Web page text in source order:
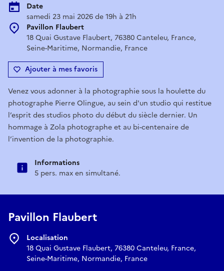
Date
samedi 23 mai 2026 de 19h à 21h
Pavillon Flaubert
18 Quai Gustave Flaubert, 76380 Canteleu, France,
Seine-Maritime, Normandie, France
Ajouter à mes favoris
Venez vous adonner à la photographie sous la houlette du
photographe Pierre Olingue, au sein d'un studio qui restitue
l’esprit des studios photo du début du siècle dernier. Un
hommage à Zola photographe et au bi-centenaire de
l’invention de la photographie.
Informations
5 pers. max en simultané.
Pavillon Flaubert
Localisation
18 Quai Gustave Flaubert, 76380 Canteleu, France,
Seine-Maritime, Normandie, France